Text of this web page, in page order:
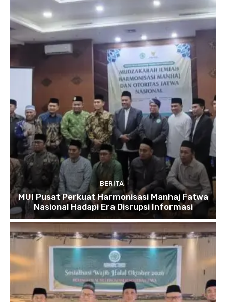
BERITA
MUI Pusat Perkuat Harmonisasi Manhaj Fatwa
Nasional Hadapi Era Disrupsi Informasi